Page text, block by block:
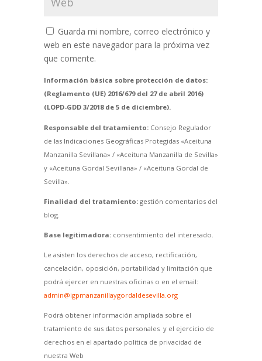
Guarda mi nombre, correo electrónico y
web en este navegador para la próxima vez
que comente.
Información básica sobre protección de datos:
(Reglamento (UE) 2016/679 del 27 de abril 2016)
(LOPD-GDD 3/2018 de 5 de diciembre).
Responsable del tratamiento:Consejo Regulador
de las Indicaciones Geográficas Protegidas «Aceituna
Manzanilla Sevillana» / «Aceituna Manzanilla de Sevilla»
y «Aceituna Gordal Sevillana» / «Aceituna Gordal de
Sevilla».
Finalidad del tratamiento:gestión comentarios del
blog.
Base legitimadora:consentimiento del interesado.
Le asisten los derechos de acceso, rectificación,
cancelación, oposición, portabilidad y limitación que
podrá ejercer en nuestras oficinas o en el email:
admin@igpmanzanillaygordaldesevilla.org
Podrá obtener información ampliada sobre el
tratamiento de sus datos personales y el ejercicio de
derechos en el apartado política de privacidad de
nuestra Web